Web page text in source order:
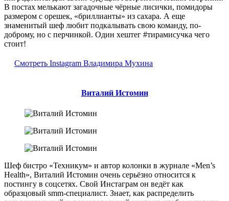
В постах мелькают загадочные чёрные лисички, помидоры
размером с орешек, «бриллианты» из сахара. А еще
знаменитый шеф любит подкалывать свою команду, по-
доброму, но с перчинкой. Один хештег #тирамисучка чего
стоит!
Смотреть Instagram Владимира Мухина
Виталий Истомин
Шеф бистро «Техникум» и автор колонки в журнале «Men’s
Health», Виталий Истомин очень серьёзно относится к
постингу в соцсетях. Свой Инстаграм он ведёт как
образцовый smm-специалист. Знает, как распределить